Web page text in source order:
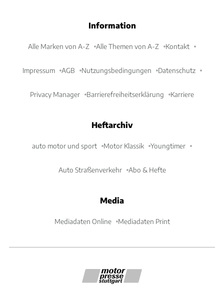
Information
Alle Marken von A-Z Alle Themen von A-Z Kontakt
Impressum AGB Nutzungsbedingungen Datenschutz
Privacy Manager Barrierefreiheitserklärung Karriere
Heftarchiv
auto motor und sport Motor Klassik Youngtimer
Auto Straßenverkehr Abo & Hefte
Media
Mediadaten Online Mediadaten Print